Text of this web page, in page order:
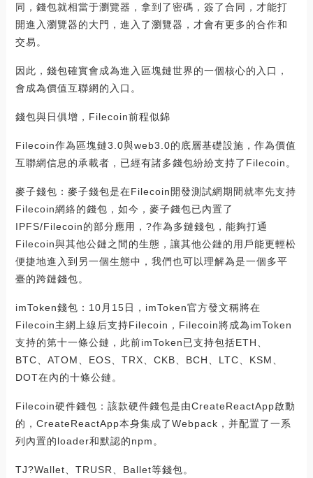
同，錢包就相當于瀏覽器，拿到了密碼，簽了合同，才能打
開進入瀏覽器的大門，進入了瀏覽器，才會有更多的合作和
交易。
因此，錢包確實會成為進入區塊鏈世界的一個核心的入口，
會成為價值互聯網的入口。
錢包與日俱增，Filecoin前程似錦
Filecoin作為區塊鏈3.0與web3.0的底層基礎設施，作為價值
互聯網信息的承載者，已經有諸多錢包紛紛支持了Filecoin。
麥子錢包：麥子錢包是在Filecoin開發測試網期間就率先支持
Filecoin網絡的錢包，如今，麥子錢包已內置了
IPFS/Filecoin的部分應用，?作為多鏈錢包，能夠打通
Filecoin與其他公鏈之間的生態，讓其他公鏈的用戶能更輕松
便捷地進入到另一個生態中，我們也可以理解為是一個多平
臺的跨鏈錢包。
imToken錢包：10月15日，imToken官方發文稱將在
Filecoin主網上線后支持Filecoin，Filecoin將成為imToken
支持的第十一條公鏈，此前imToken已支持包括ETH、
BTC、ATOM、EOS、TRX、CKB、BCH、LTC、KSM、
DOT在內的十條公鏈。
Filecoin硬件錢包：該款硬件錢包是由CreateReactApp啟動
的，CreateReactApp本身集成了Webpack，并配置了一系
列內置的loader和默認的npm。
TJ?Wallet、TRUSR、Ballet等錢包。